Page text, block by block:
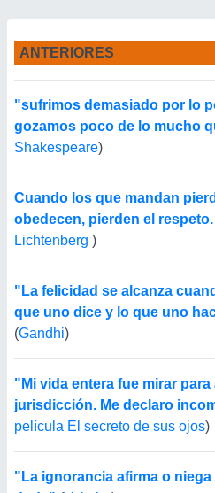
ANTERIORES
"sufrimos demasiado por lo
gozamos poco de lo mucho
Shakespeare)
Cuando los que mandan
obedecen, pierden el respeto.
Lichtenberg )
"La felicidad se alcanza
que uno dice y lo que uno
(Gandhi)
"Mi vida entera fue mirar
jurisdicción. Me declaro
película El secreto de sus ojos)
"La ignorancia afirma o